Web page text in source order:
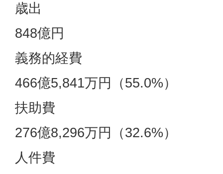
歳出
848億円
義務的経費
466億5,841万円（55.0%）
扶助費
276億8,296万円（32.6%）
人件費